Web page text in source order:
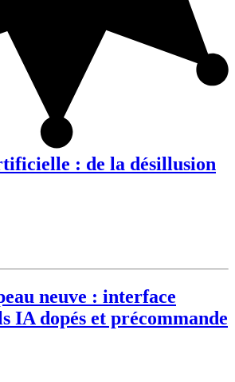
: de la désillusion
neuve : interface
IA dopés et précommande